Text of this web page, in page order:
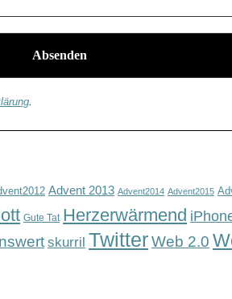
.
Advent 2013 Advent2014 Advent2015
Gute Tat Herzerwärmend
skurril TwitterWeb 2.0